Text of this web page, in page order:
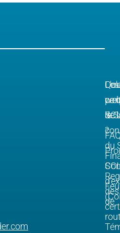
ce
le
?
de
des
Les
de
du